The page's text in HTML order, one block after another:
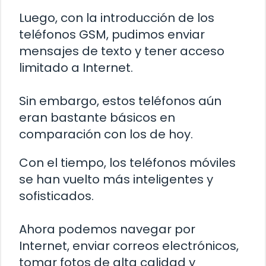
Luego, con la introducción de los
teléfonos GSM, pudimos enviar
mensajes de texto y tener acceso
limitado a Internet.
Sin embargo, estos teléfonos aún
eran bastante básicos en
comparación con los de hoy.
Con el tiempo, los teléfonos móviles
se han vuelto más inteligentes y
sofisticados.
Ahora podemos navegar por
Internet, enviar correos electrónicos,
tomar fotos de alta calidad y